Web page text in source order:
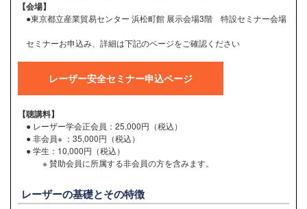
【会場】
●東京都立産業貿易センター 浜松町館 展示会場3階 特設セミナー会場
セミナーお申込み、詳細は下記のページをご確認ください
レーザー安全セミナー申込ページ
【聴講料】
● レーザー学会正会員：25,000円（税込）
● 非会員※ ：35,000円（税込）
● 学生：10,000円（税込）
※ 賛助会員に所属する非会員の方を含みます。
レーザーの基礎とその特徴